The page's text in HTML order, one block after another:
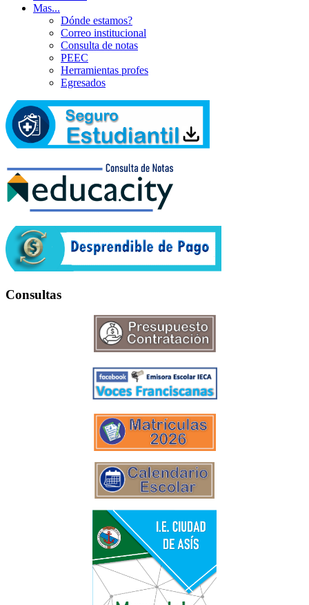
Mas...
Dónde estamos?
Correo institucional
Consulta de notas
PEEC
Herramientas profes
Egresados
Consultas